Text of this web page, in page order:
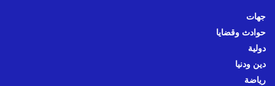
جهات
حوادث وقضايا
دولية
دين ودنيا
رياضة